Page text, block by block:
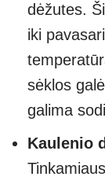
dėžutes.
iki
sėklos
galima
Kaulenio